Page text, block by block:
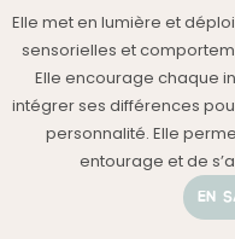
Elle met en lumière et
sensorielles et
Elle encourage chaque
intégrer ses différences
personnalité. Elle
entourage et de
EN